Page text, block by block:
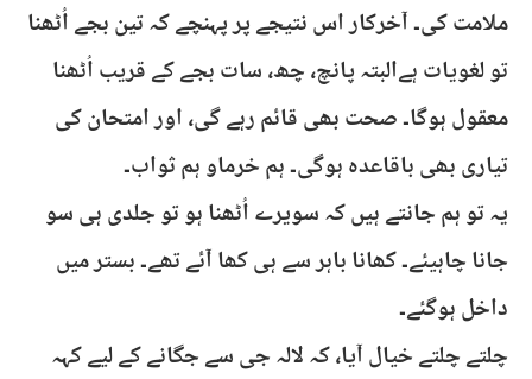
ملامت کی۔ آخرکار اس نتیجے پر پہنچے کہ تین بجے اُٹھنا
تو لغویات ہےالبتہ پانچ، چھ، سات بجے کے قریب اُٹھنا
معقول ہوگا۔ صحت بھی قائم رہے گی، اور امتحان کی
تیاری بھی باقاعدہ ہوگی۔ ہم خرماو ہم ثواب۔
یہ تو ہم جانتے ہیں کہ سویرے اُٹھنا ہو تو جلدی ہی سو
جانا چاہیئے۔ کھانا باہر سے ہی کھا آئے تھے۔ بستر میں
داخل ہوگئے۔
چلتے چلتے خیال آیا، کہ لالہ جی سے جگانے کے ليے کہہ